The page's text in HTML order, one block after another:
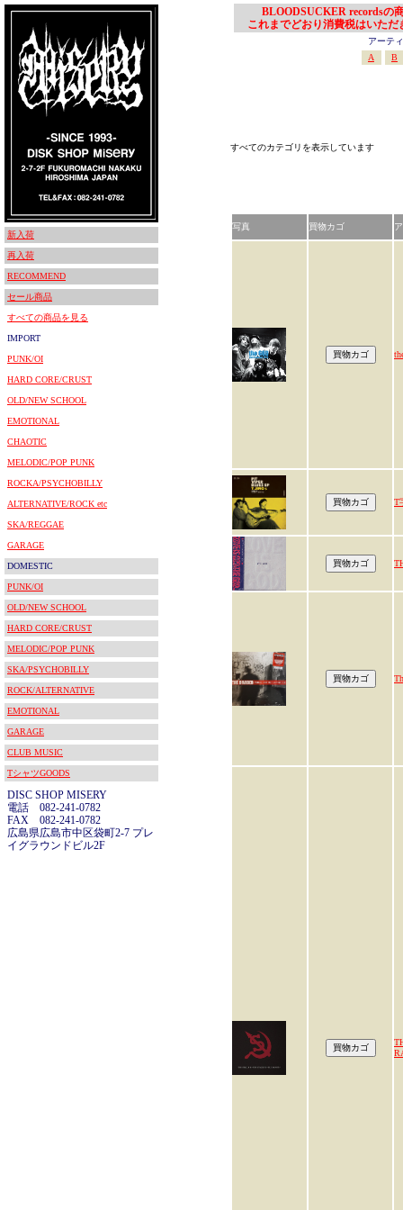
新入荷
再入荷
RECOMMEND
セール商品
すべての商品を見る
IMPORT
PUNK/OI
HARD CORE/CRUST
OLD/NEW SCHOOL
EMOTIONAL
CHAOTIC
MELODIC/POP PUNK
ROCKA/PSYCHOBILLY
ALTERNATIVE/ROCK etc
SKA/REGGAE
GARAGE
DOMESTIC
PUNK/OI
OLD/NEW SCHOOL
HARD CORE/CRUST
MELODIC/POP PUNK
SKA/PSYCHOBILLY
ROCK/ALTERNATIVE
EMOTIONAL
GARAGE
CLUB MUSIC
TシャツGOODS
DISC SHOP MISERY
電話 082-241-0782
FAX 082-241-0782
広島県広島市中区袋町2-7 プレ
イグラウンドビル2F
BLOODSUCKER recordsの
これまでどおり消費税はいただ
アーテ
A
B
すべてのカテゴリを表示しています
写真 買物カゴ
T